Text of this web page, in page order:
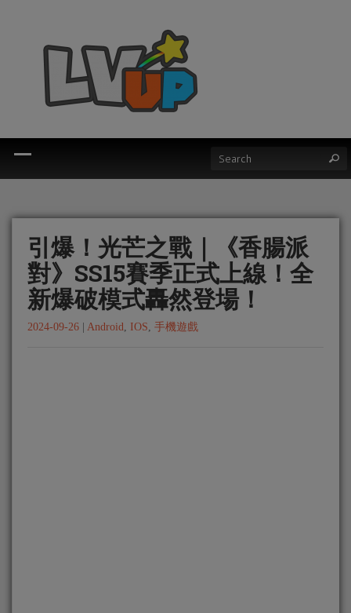
引爆！光芒之戰｜《香腸派
對》SS15賽季正式上線！全
新爆破模式轟然登場！
2024-09-26 Android, IOS, 手機遊戲